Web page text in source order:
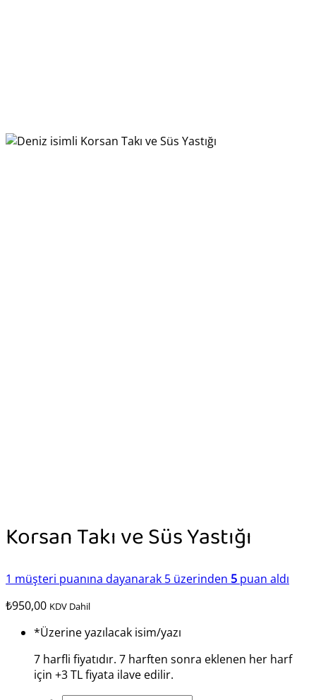
Korsan Takı ve Süs Yastığı
1 müşteri puanına dayanarak 5 üzerinden 5 puan aldı
₺950,00 KDV Dahil
*Üzerine yazılacak isim/yazı
7 harfli fiyatıdır. 7 harften sonra eklenen her harf
için +3 TL fiyata ilave edilir.